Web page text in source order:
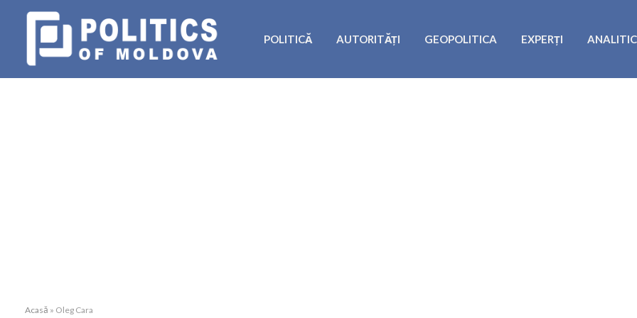
POLITICĂ AUTORITĂȚI GEOPOLITICA EXPERȚI
Acasă » Oleg Cara